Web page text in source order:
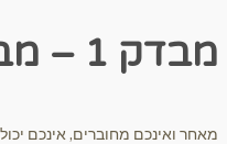
מבדק 1 – מבוא למקצוע המזכירות
מאחר ואינכם מחוברים, אינכם